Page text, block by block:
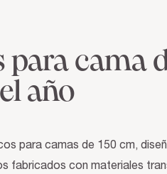
cama
año
para camas de 150 cm,
fabricados con materiales